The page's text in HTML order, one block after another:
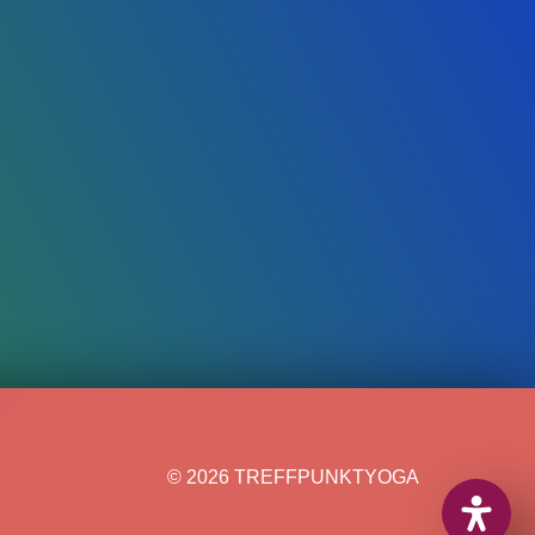
© 2026 TREFFPUNKTYOGA